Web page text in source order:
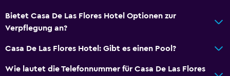
Bietet Casa De Las Flores Hotel Optionen zur
Verpflegung an?
Casa De Las Flores Hotel: Gibt es einen Pool?
Wie lautet die Telefonnummer für Casa De Las Flores